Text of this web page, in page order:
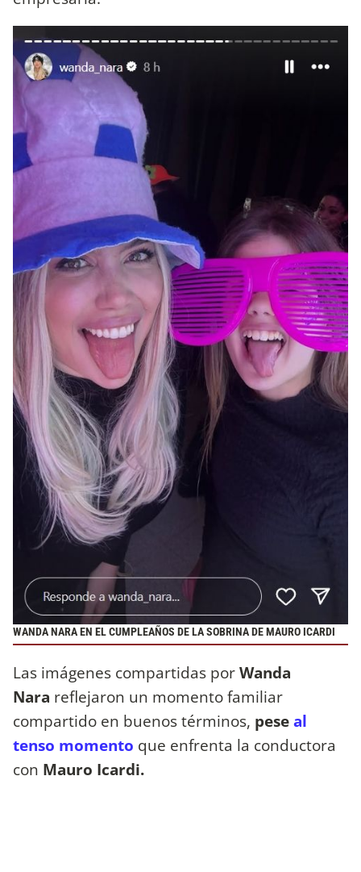
WANDA NARA EN EL CUMPLEAÑOS DE LA SOBRINA DE MAURO ICARDI
Las imágenes compartidas porWanda
Nara reflejaron un momento familiar
compartido en buenos términos, peseal
tenso momento que enfrenta la conductora
con Mauro Icardi.